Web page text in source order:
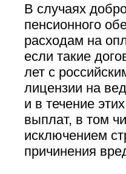
В случаях
пенсионного
расходам на
если такие
лет с
лицензии на
и в течение
выплат, в том
исключением
причинения